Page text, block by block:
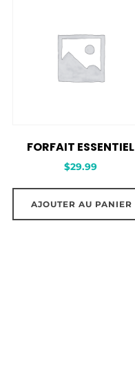
FORFAIT ESSENTIEL
$29.99
AJOUTER AU PANIER